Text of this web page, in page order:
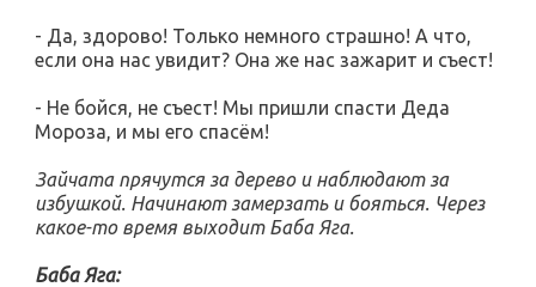
- Да, здорово! Только немного страшно! А что,
если она нас увидит? Она же нас зажарит и съест!
- Не бойся, не съест! Мы пришли спасти Деда
Мороза, и мы его спасём!
Зайчата прячутся за дерево и наблюдают за
избушкой. Начинают замерзать и бояться. Через
какое-то время выходит Баба Яга.
Баба Яга: